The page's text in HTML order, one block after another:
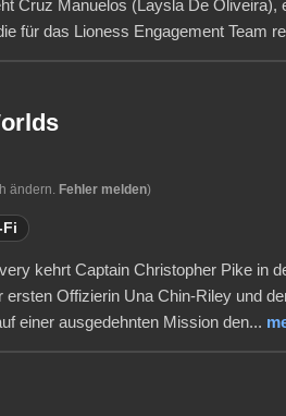
Cruz Manuelos (Laysla De Oliveira),
für das Lioness Engagement Team
ändern. Fehler melden)
Fi
kehrt Captain Christopher Pike in
Offizierin Una Chin-Riley und
einer ausgedehnten Mission den...